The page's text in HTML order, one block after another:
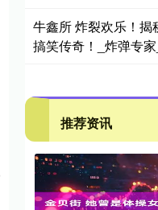
牛鑫所 炸裂欢乐！揭
搞笑传奇！_炸弹专
推荐资讯